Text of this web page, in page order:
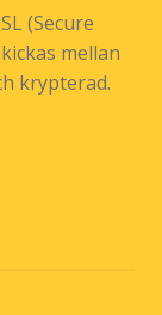
(Secure
mellan
krypterad.